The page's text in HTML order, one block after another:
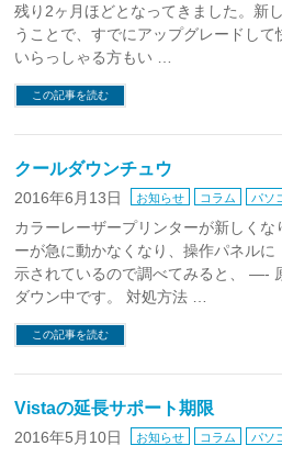
残り2ヶ月ほどとなってきました。新
うことで、すでにアップグレードし
いらっしゃる方もい …
この記事を読む
クールダウンチュウ
2016年6月13日 お知らせ コラム パソ
カラーレーザープリンターが新しくな
ーが急に動かなくなり、操作パネル
示されているので調べてみると、 —-
ダウン中です。 対処方法 …
この記事を読む
Vistaの延長サポート期限
2016年5月10日 お知らせ コラム パソ